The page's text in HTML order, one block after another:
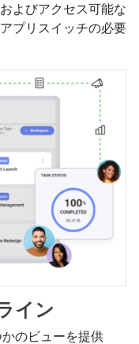
よびアクセス可能な
プリスイッチの必要
イン
のビューを提供